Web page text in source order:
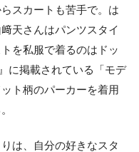
スカートも苦手で。は
天さんはパンツスタイ
を私服で着るのはドッ
に掲載されている「モデ
ト柄のパーカーを着用
は、自分の好きなスタ